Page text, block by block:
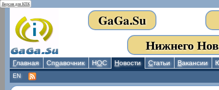
Версия для КПК
GaGa.Su
Нижнего
Главная Справочник НОС Новости Статьи Вакансии
EN